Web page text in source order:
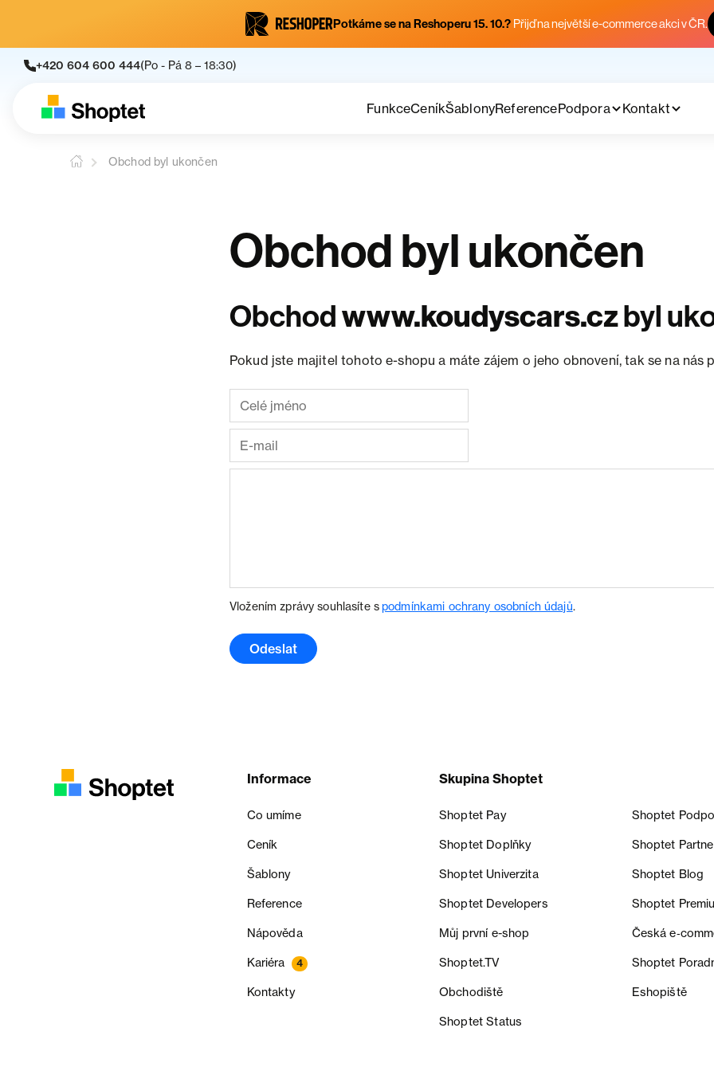
Potkáme se na Reshoperu 15. 10.? Přijď na největší e-commerce akci v ČR.
+420 604 600 444(Po - Pá 8 – 18:30)
FunkceCeníkŠablonyReferencePodpora Kontakt
Obchod byl ukončen
Obchod byl ukončen
Obchodwww.koudyscars.czbyl
Pokud jste majitel tohoto e-shopu a máte zájem o jeho obnovení, tak se na nás
Vložením zprávy souhlasíte spodmínkami ochrany osobních údajů.
Odeslat
Informace
Co umíme
Ceník
Šablony
Reference
Nápověda
Kariéra 4
Kontakty
Skupina Shoptet
Shoptet Pay Shoptet
Shoptet Doplňky Shoptet
Shoptet Univerzita Shoptet Blog
Shoptet Developers Shoptet
Můj první e-shop Česká
Shoptet.TV Shoptet
Obchodiště Eshopiště
Shoptet Status